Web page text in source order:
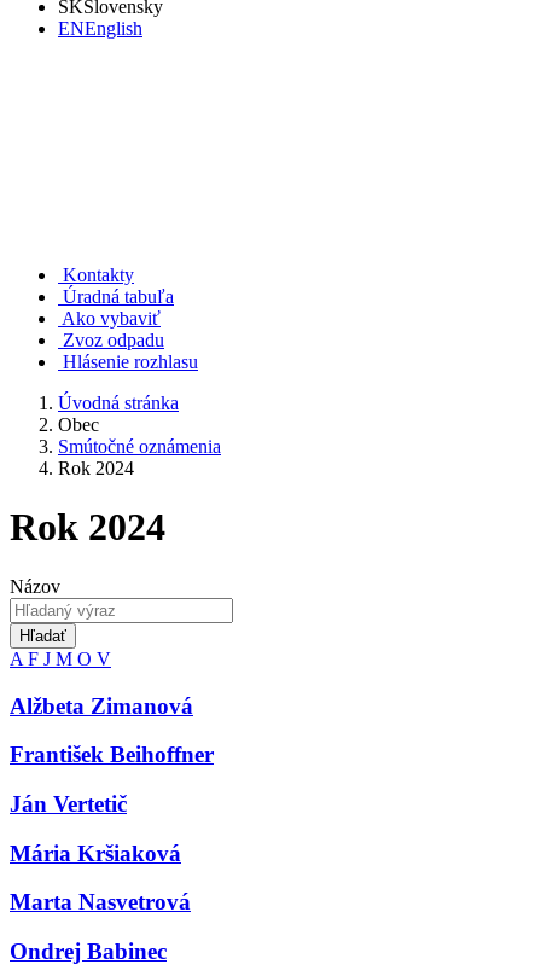
SKSlovensky
ENEnglish
Kontakty
Úradná tabuľa
Ako vybaviť
Zvoz odpadu
Hlásenie rozhlasu
Úvodná stránka
Obec
Smútočné oznámenia
Rok 2024
Rok 2024
Názov
Hľadať
A F J M O V
Alžbeta Zimanová
František Beihoffner
Ján Vertetič
Mária Kršiaková
Marta Nasvetrová
Ondrej Babinec